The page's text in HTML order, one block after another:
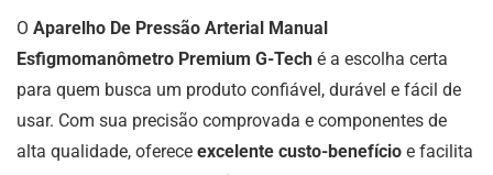
O Aparelho De Pressão Arterial Manual
Esfigmomanômetro Premium G-Tech é a escolha certa
para quem busca um produto confiável, durável e fácil de
usar. Com sua precisão comprovada e componentes de
alta qualidade, oferece excelente custo-benefício e facilita